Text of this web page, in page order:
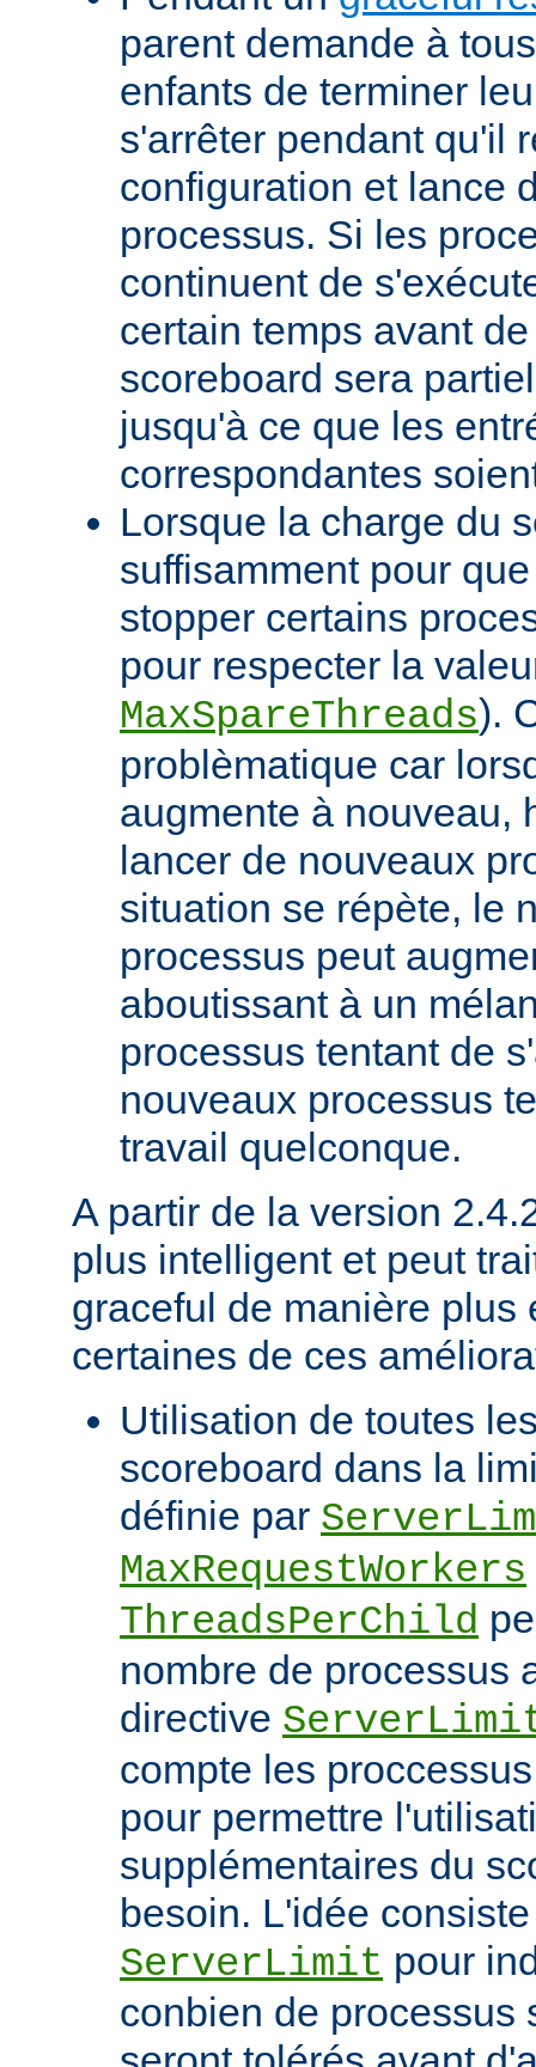
parent demande à
enfants de terminer
s'arrêter pendant qu'il
configuration et lance
processus. Si les
continuent de
certain temps avant
scoreboard sera
jusqu'à ce que les
correspondantes
Lorsque la charge du
suffisamment pour
stopper certains
pour respecter la
MaxSpareThreads).
problèmatique car
augmente à nouveau,
lancer de nouveaux
situation se répète, le
processus peut
aboutissant à un
processus tentant de
nouveaux processus
travail quelconque.
A partir de la version
plus intelligent et peut
graceful de manière plus
certaines de ces
Utilisation de toutes
scoreboard dans la
définie par
MaxRequestWorkers
ThreadsPerChild
nombre de processus
directive
compte les
pour permettre
supplémentaires du
besoin. L'idée
ServerLimit pour
conbien de processus